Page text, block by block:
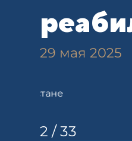
29 мая 2025
2 /33